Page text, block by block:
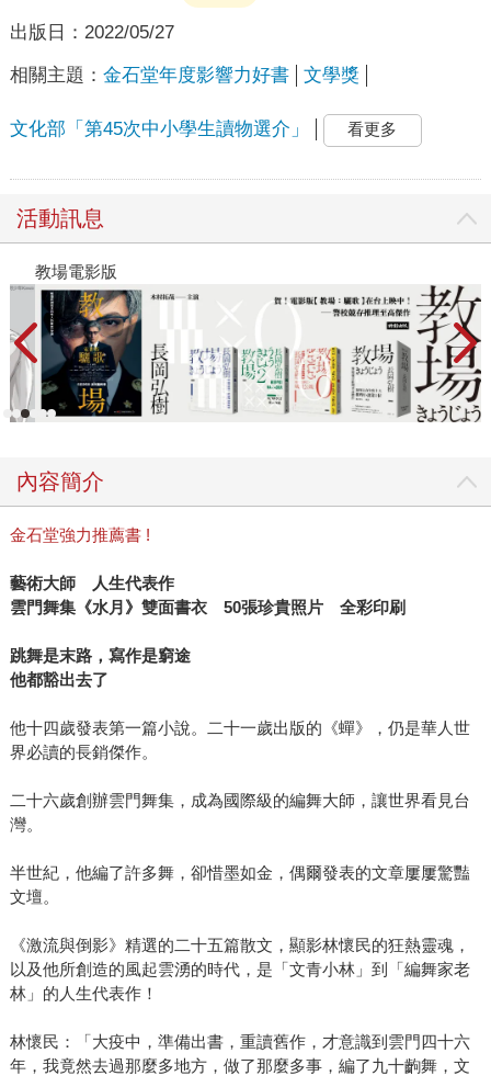
出版日： 2022/05/27
相關主題： 金石堂年度影響力好書 文學獎
文化部「第45次中小學生讀物選介」 看更多
活動訊息
教場電影版
內容簡介
金石堂強力推薦書 !
藝術大師 人生代表作
雲門舞集《水月》雙面書衣 50張珍貴照片 全彩印刷
跳舞是末路，寫作是窮途
他都豁出去了
他十四歲發表第一篇小說。二十一歲出版的《蟬》，仍是華人世
界必讀的長銷傑作。
二十六歲創辦雲門舞集，成為國際級的編舞大師，讓世界看見台
灣。
半世紀，他編了許多舞，卻惜墨如金，偶爾發表的文章屢屢驚豔
文壇。
《激流與倒影》精選的二十五篇散文，顯影林懷民的狂熱靈魂，
以及他所創造的風起雲湧的時代，是「文青小林」到「編舞家老
林」的人生代表作！
林懷民：「大疫中，準備出書，重讀舊作，才意識到雲門四十六
年，我竟然去過那麼多地方，做了那麼多事，編了九十齣舞，文